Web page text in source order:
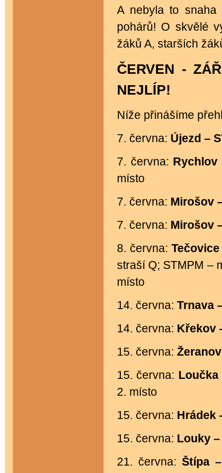
A nebyla to snaha
pohárů! O skvělé
žáků A, starších
ČERVEN -
NEJLÍP!
Níže přinášíme
7. června: Újezd –
7. června: Rychlov
místo
7. června: Mirošov
7. června: Mirošov
8. června:
straší Q; STMPM –
místo
14. června: Trnava
14. června: Křekov
15. června:
15. června:
2. místo
15. června: Hrádek
15. června: Louky
21. června: Štípa